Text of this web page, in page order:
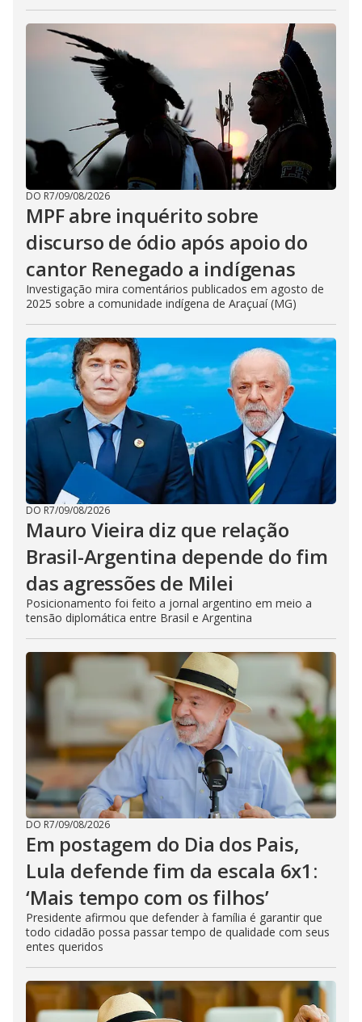
DO R7/09/08/2026
MPF abre inquérito sobre
discurso de ódio após apoio do
cantor Renegado a indígenas
Investigação mira comentários publicados em agosto de
2025 sobre a comunidade indígena de Araçuaí (MG)
DO R7/09/08/2026
Mauro Vieira diz que relação
Brasil-Argentina depende do fim
das agressões de Milei
Posicionamento foi feito a jornal argentino em meio a
tensão diplomática entre Brasil e Argentina
DO R7/09/08/2026
Em postagem do Dia dos Pais,
Lula defende fim da escala 6x1:
‘Mais tempo com os filhos’
Presidente afirmou que defender à família é garantir que
todo cidadão possa passar tempo de qualidade com seus
entes queridos